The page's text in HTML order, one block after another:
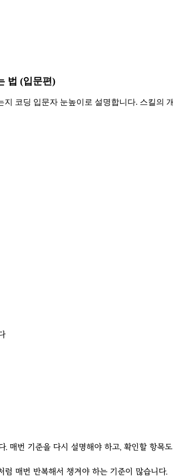
법 (입문편)
코딩 입문자 눈높이로 설명합니다. 스킬의
매번 기준을 다시 설명해야 하고, 확인할 항목
럼 매번 반복해서 챙겨야 하는 기준이 많습니다.